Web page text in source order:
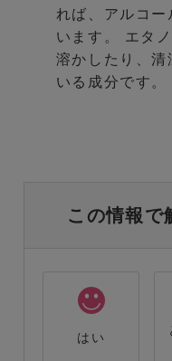
れば、アルコー
います。 エタ
溶かしたり、清
いる成分です。
この情報で
はい